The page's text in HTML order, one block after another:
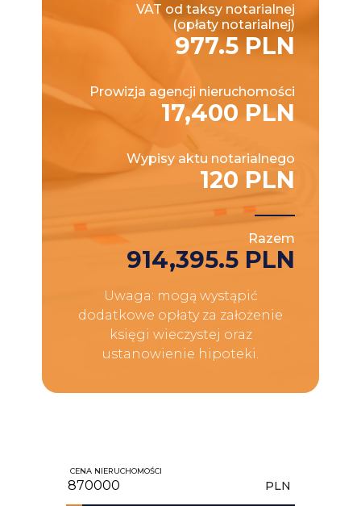
VAT od taksy notarialnej
(opłaty notarialnej)
977.5 PLN
Prowizja agencji nieruchomości
17,400 PLN
Wypisy aktu notarialnego
120 PLN
Razem
914,395.5 PLN
Uwaga: mogą wystąpić
dodatkowe opłaty za założenie
księgi wieczystej oraz
ustanowienie hipoteki.
CENA NIERUCHOMOŚCI
PLN